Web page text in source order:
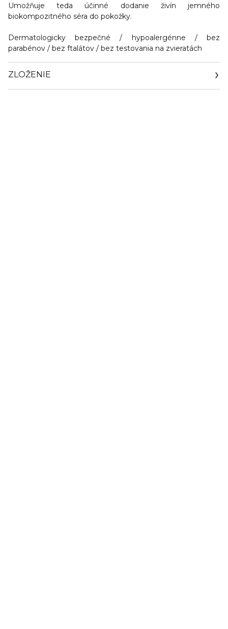
Umožňuje teda účinné dodanie živín jemného
biokompozitného séra do pokožky.
Dermatologicky bezpečné / hypoalergénne / bez
parabénov / bez ftalátov / bez testovania na zvieratách
ZLOŽENIE